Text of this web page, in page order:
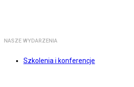
NASZE WYDARZENIA
Szkolenia i konferencje